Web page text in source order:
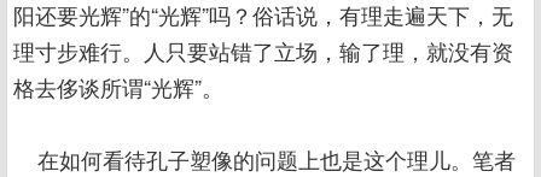
阳还要光辉”的“光辉”吗？俗话说，有理走遍天下，无
理寸步难行。人只要站错了立场，输了理，就没有资
格去侈谈所谓“光辉”。
在如何看待孔子塑像的问题上也是这个理儿。笔者